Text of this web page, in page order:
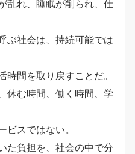
乱れ、睡眠が削られ、仕
ぶ社会は、持続可能では
間を取り戻すことだ。
休む時間、働く時間、学
スではない。
た負担を、社会の中で分